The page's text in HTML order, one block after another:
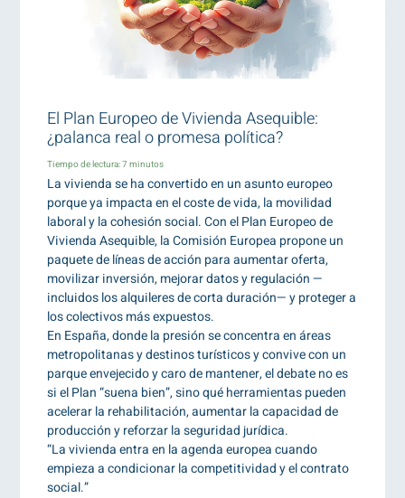
El Plan Europeo de Vivienda Asequible:
¿palanca real o promesa política?
Tiempo de lectura:7 minutos
La vivienda se ha convertido en un asunto europeo
porque ya impacta en el coste de vida, la movilidad
laboral y la cohesión social. Con el Plan Europeo de
Vivienda Asequible, la Comisión Europea propone un
paquete de líneas de acción para aumentar oferta,
movilizar inversión, mejorar datos y regulación —
incluidos los alquileres de corta duración— y proteger a
los colectivos más expuestos.
En España, donde la presión se concentra en áreas
metropolitanas y destinos turísticos y convive con un
parque envejecido y caro de mantener, el debate no es
si el Plan “suena bien”, sino qué herramientas pueden
acelerar la rehabilitación, aumentar la capacidad de
producción y reforzar la seguridad jurídica.
“La vivienda entra en la agenda europea cuando
empieza a condicionar la competitividad y el contrato
social.”